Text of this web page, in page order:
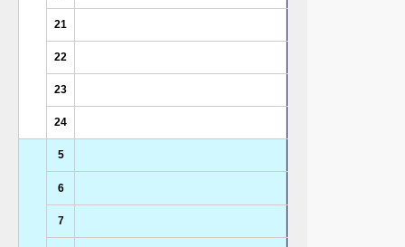
21
22
23
24
5
6
7